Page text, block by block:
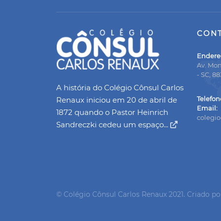
A história do Colégio Cônsul Carlos
Renaux iniciou em 20 de abril de
1872 quando o Pastor Heinrich
Sandreczki cedeu um espaço...
Av.
- SC,
Email:
© Colégio Cônsul Carlos Renaux 2021. Criado